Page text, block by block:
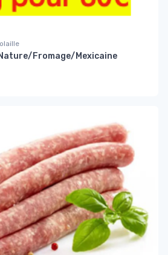
Fromage/Mexicaine